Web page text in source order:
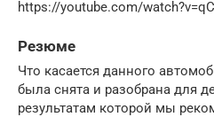
https://youtube.com/
Резюме
Что касается данного
была снята и разобрана для
результатам которой мы